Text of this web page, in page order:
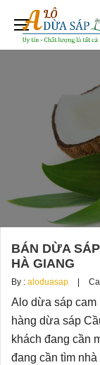
BÁN DỪA
HÀ GIANG
By : aloduasap
Alo dừa sáp
hàng dừa sáp
khách đang cần
đang cần tìm